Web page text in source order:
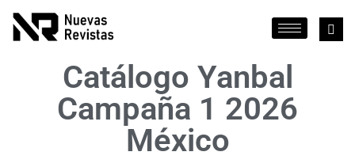
Catálogo Yanbal
Campaña 1 2026
México